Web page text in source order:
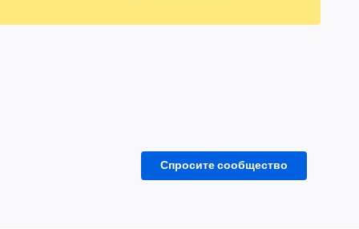
Спросите сообщество